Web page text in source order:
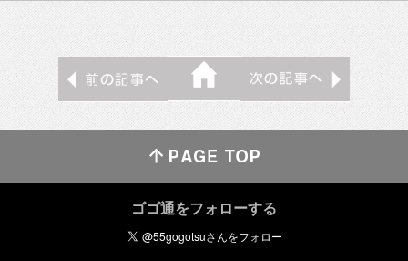
ゴゴ通をフォローする